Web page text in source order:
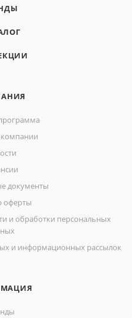
документы
оферты
и обработки персональных
и информационных рассылок